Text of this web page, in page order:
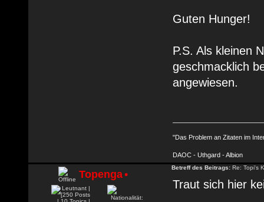
Guten Hunger!
P.S. Als kleinen
geschmacklich
angewiesen.
"Das Problem an Zitaten im
DAOC - Uthgard - Albion
Topenga•
Betreff des Beitrags: Re: Topi's
Traut sich hier